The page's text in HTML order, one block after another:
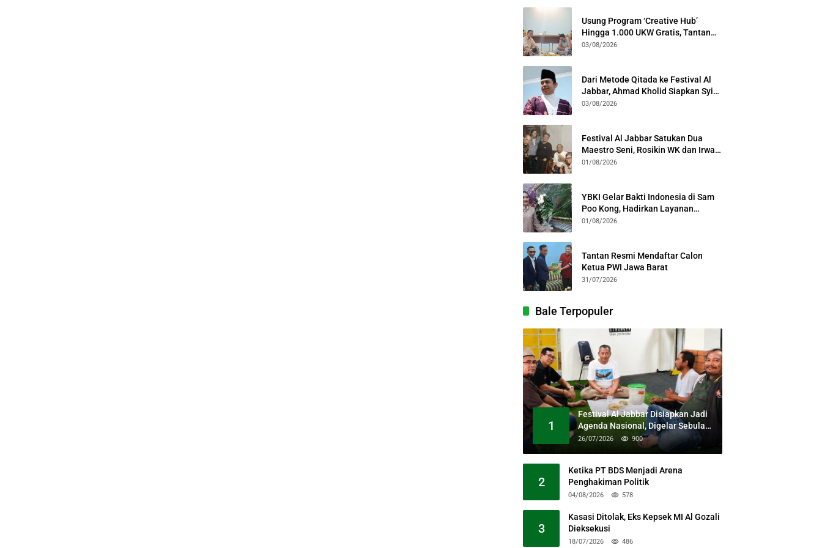
Usung Program ‘Creative Hub’
Hingga 1.000 UKW Gratis, Tantan
Sulthon Paparkan Visi PWI Jabar di
03/08/2026
Dari Metode Qitada ke Festival Al
Jabbar, Ahmad Kholid Siapkan Syiar
Al-Qur’an Lewat Nada
03/08/2026
Festival Al Jabbar Satukan Dua
Maestro Seni, Rosikin WK dan Irwan
Guntari Garap Pertunjukan Kolosal
01/08/2026
YBKI Gelar Bakti Indonesia di Sam
Poo Kong, Hadirkan Layanan
Kesehatan Gratis dan Dialog
01/08/2026
Tantan Resmi Mendaftar Calon
Ketua PWI Jawa Barat
31/07/2026
Bale Terpopuler
1
Festival Al Jabbar Disiapkan Jadi
Agenda Nasional, Digelar Sebulan
Penuh di Kawasan Masjid Raya Al
26/07/2026 900
2
Ketika PT BDS Menjadi Arena
Penghakiman Politik
04/08/2026 578
3
Kasasi Ditolak, Eks Kepsek MI Al Gozali
Dieksekusi
18/07/2026 486